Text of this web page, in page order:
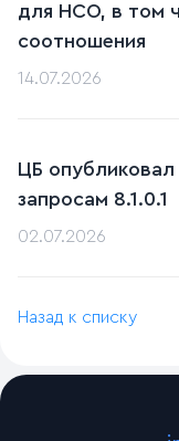
для НСО, в том
соотношения
14.07.2026
ЦБ
запросам 8.1.0.1
02.07.2026
Назад к списку